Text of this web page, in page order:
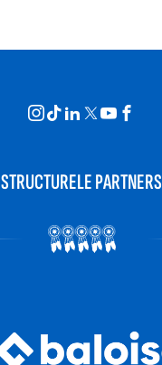
STRUCTURELE PARTNERS